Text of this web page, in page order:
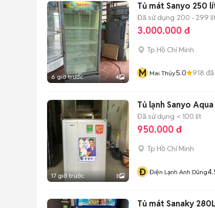
6 giờ trước 4
Tủ mát Sanyo 250
Đã sử dụng 200 - 299
3.000.000 đ
Tp Hồ Chí Minh
M Mai Thúy5.0 918
17 giờ trước 3
Tủ lạnh Sanyo
Đã sử dụng < 100 lít
950.000 đ
Tp Hồ Chí Minh
Đ Điện Lạnh Anh Dũng
Tủ mát Sanaky